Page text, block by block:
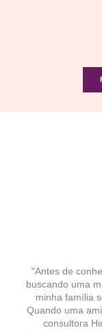
"Antes de
buscando uma
minha família
Quando uma
consultora